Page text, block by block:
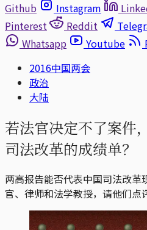
Github
Instagram
Pinterest
Reddit
Whatsapp
Youtube
2016中国两会
政治
大陆
若法官决定不了案件
司法改革的成绩单？
两高报告能否代表中国司法改
官、律师和法学教授，请他们点